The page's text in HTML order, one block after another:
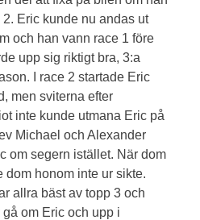
Eric kunde nu andas ut
och han vann race 1 före
upp sig riktigt bra, 3:a
I race 2 startade Eric
men sviterna efter
inte kunde utmana Eric på
Michael och Alexander
om segern istället. När dom
dom honom inte ur sikte.
allra bäst av topp 3 och
om Eric och upp i